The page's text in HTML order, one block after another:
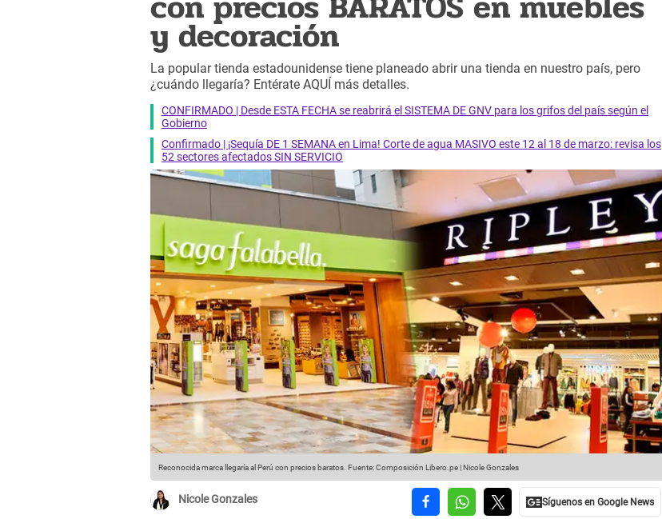
y decoración
La popular tienda estadounidense tiene planeado abrir una tienda en nuestro país, pero
¿cuándo llegaría? Entérate AQUÍ más detalles.
CONFIRMADO | Desde ESTA FECHA se reabrirá el SISTEMA DE GNV para los grifos del país según el
Gobierno
Confirmado | ¡Sequía DE 1 SEMANA en Lima! Corte de agua MASIVO este 12 al 18 de marzo: revisa los
52 sectores afectados SIN SERVICIO
Reconocida marca llegaría al Perú con precios baratos. Fuente: Composición Libero.pe | Nicole Gonzales
Nicole Gonzales